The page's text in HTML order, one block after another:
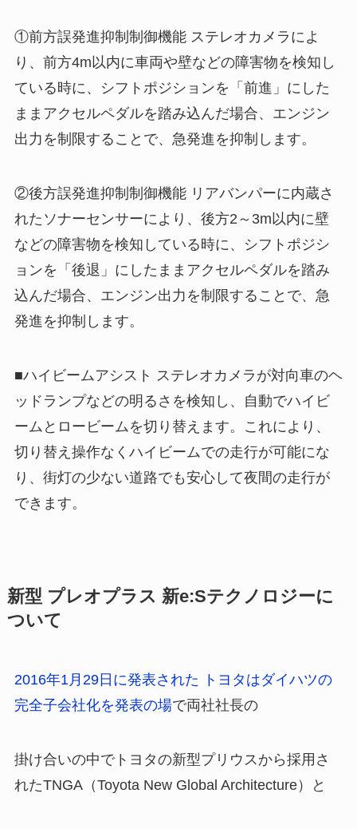
①前方誤発進抑制制御機能 ステレオカメラによ
り、前方4m以内に車両や壁などの障害物を検知し
ている時に、シフトポジションを「前進」にした
ままアクセルペダルを踏み込んだ場合、エンジン
出力を制限することで、急発進を抑制します。
②後方誤発進抑制制御機能 リアバンパーに内蔵さ
れたソナーセンサーにより、後方2～3m以内に壁
などの障害物を検知している時に、シフトポジシ
ョンを「後退」にしたままアクセルペダルを踏み
込んだ場合、エンジン出力を制限することで、急
発進を抑制します。
■ハイビームアシスト ステレオカメラが対向車のヘ
ッドランプなどの明るさを検知し、自動でハイビ
ームとロービームを切り替えます。これにより、
切り替え操作なくハイビームでの走行が可能にな
り、街灯の少ない道路でも安心して夜間の走行が
できます。
新型 プレオプラス 新e:Sテクノロジーに
ついて
2016年1月29日に発表された トヨタはダイハツの
完全子会社化を発表の場で両社社長の
掛け合いの中でトヨタの新型プリウスから採用さ
れたTNGA（Toyota New Global Architecture）と